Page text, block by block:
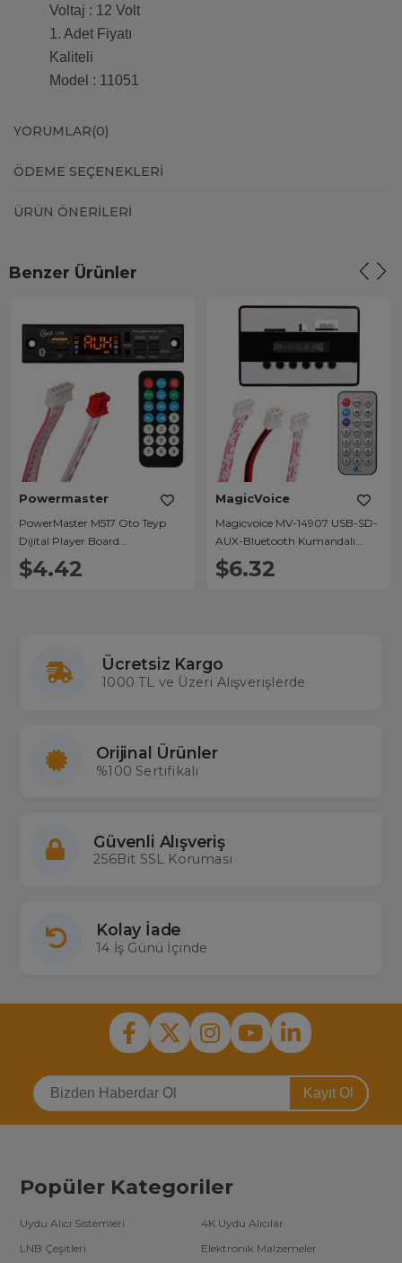
Voltaj : 12 Volt
1. Adet Fiyatı
Kaliteli
Model : 11051
YORUMLAR(0)
ÖDEME SEÇENEKLERI
ÜRÜN ÖNERILERI
Benzer Ürünler
Powermaster
PowerMaster M517 Oto Teyp
Dijital Player Board
USB/AUX/SD/FM/Bluetooth
Kumandalı Mikrofonsuz Çevirici
$4.42
MagicVoice
Magicvoice MV-14907 USB-SD-
AUX-Bluetooth Kumandalı
Ekranlı Oto Teyp Çevirici Dijital
Player Board
$6.32
Ücretsiz Kargo
1000 TL ve Üzeri Alışverişlerde
Orijinal Ürünler
%100 Sertifikalı
Güvenli Alışveriş
256Bit SSL Koruması
Kolay İade
14 İş Günü İçinde
Kayıt Ol
Popüler Kategoriler
Uydu Alıcı Sistemleri
4K Uydu Alıcılar
LNB Çeşitleri
Elektronik Malzemeler